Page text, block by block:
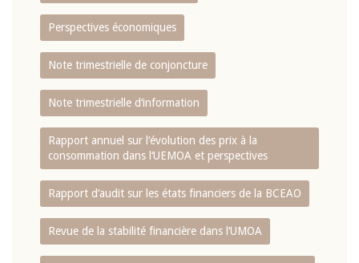
Perspectives économiques
Note trimestrielle de conjoncture
Note trimestrielle d‘information
Rapport annuel sur l‘évolution des prix à la
consommation dans l‘UEMOA et perspectives
Rapport d‘audit sur les états financiers de la BCEAO
Revue de la stabilité financière dans l‘UMOA